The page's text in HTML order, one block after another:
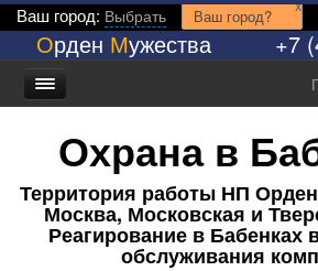
Ваш город: Выбрать Ваш город?
x
Орден Мужества +7
Охрана в
Территория работы НП
Москва, Московская и
Реагирование в Бабенках
обслуживания